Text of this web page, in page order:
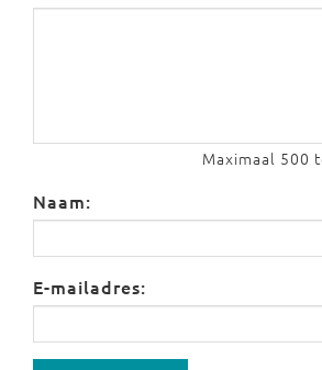
Maximaal 500
Naam:
E-mailadres: